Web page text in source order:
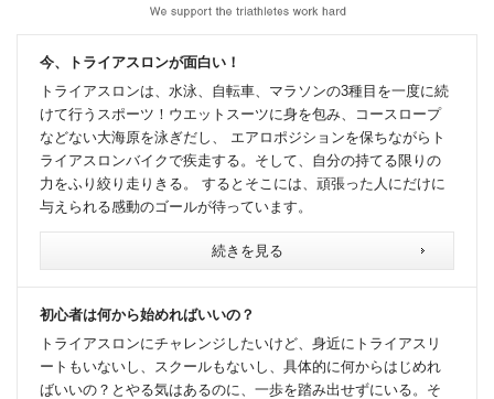
今、トライアスロンが面白い！
トライアスロンは、水泳、自転車、マラソンの3種目を一度に続
けて行うスポーツ！ウエットスーツに身を包み、コースロープ
などない大海原を泳ぎだし、 エアロポジションを保ちながらト
ライアスロンバイクで疾走する。そして、自分の持てる限りの
力をふり絞り走りきる。 するとそこには、頑張った人にだけに
与えられる感動のゴールが待っています。
続きを見る
初心者は何から始めればいいの？
トライアスロンにチャレンジしたいけど、身近にトライアスリ
ートもいないし、スクールもないし、具体的に何からはじめれ
ばいいの？とやる気はあるのに、一歩を踏み出せずにいる。そ